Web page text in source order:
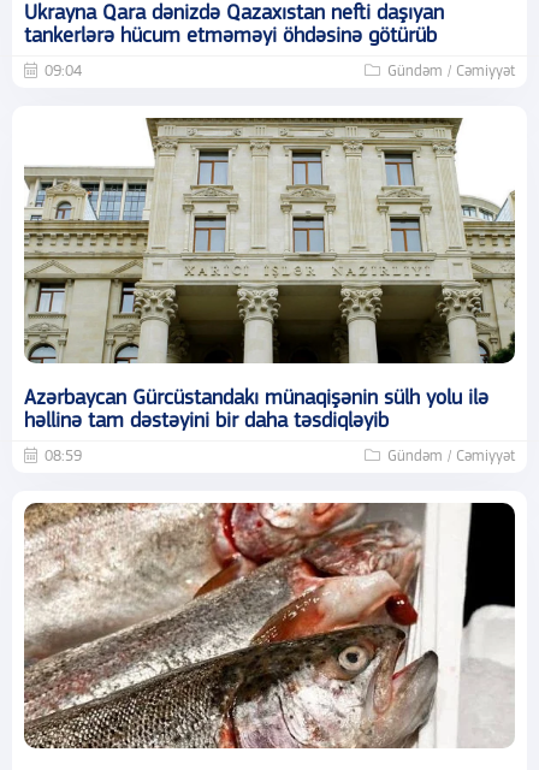
Ukrayna Qara dənizdə Qazaxıstan nefti daşıyan
tankerlərə hücum etməməyi öhdəsinə götürüb
09:04 Gündəm / Cəmiyyət
Azərbaycan Gürcüstandakı münaqişənin sülh yolu ilə
həllinə tam dəstəyini bir daha təsdiqləyib
08:59 Gündəm / Cəmiyyət